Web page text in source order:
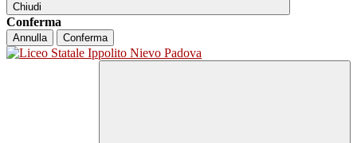
Chiudi
Conferma
Annulla Conferma